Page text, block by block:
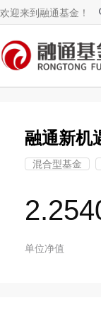
欢迎来到融通基金！
融通新机
混合型基金
单位净值